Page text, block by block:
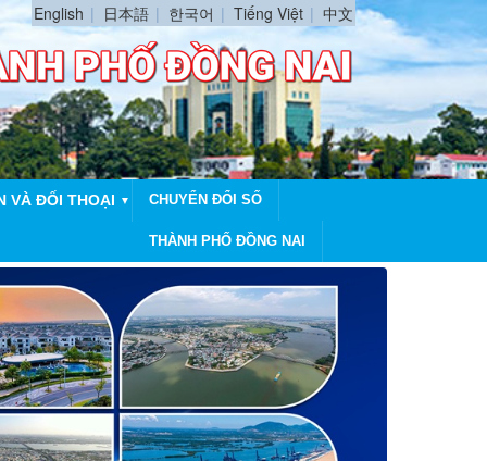
English 日本語 한국어 Tiếng Việt 中文
VÀ ĐỐI THOẠI ▼ CHUYỂN ĐỔI SỐ
THÀNH PHỐ ĐỒNG NAI